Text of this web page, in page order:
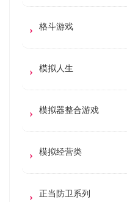
格斗游戏
模拟人生
模拟器整合游戏
模拟经营类
正当防卫系列